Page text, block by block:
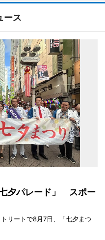
ース
夕パレード」 スポー
リートで8月7日、「七夕まつ